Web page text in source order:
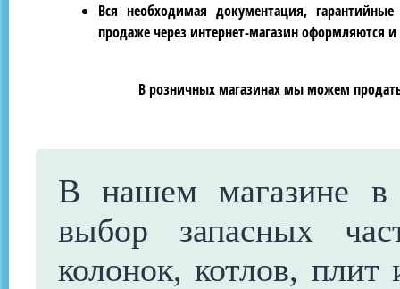
Вся необходимая документация,
продаже через интернет-магазин оформляются
В розничных магазинах мы можем
В нашем магазине в
выбор запасных
колонок, котлов, плит